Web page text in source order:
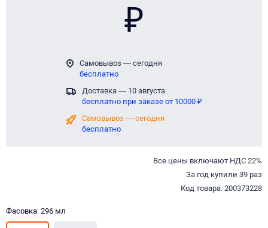
₽
Самовывоз — сегодня
бесплатно
Доставка — 10 августа
бесплатно при заказе от 10000 ₽
Самовывоз — сегодня
бесплатно
Все цены включают НДС 22%
За год купили 39 раз
Код товара: 200373228
Фасовка: 296 мл